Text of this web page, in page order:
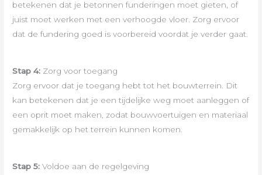
betekenen dat je betonnen funderingen moet gieten, of
juist moet werken met een verhoogde vloer. Zorg ervoor
dat de fundering goed is voorbereid voordat je verder gaat.
Stap 4: Zorg voor toegang
Zorg ervoor dat je toegang hebt tot het bouwterrein. Dit
kan betekenen dat je een tijdelijke weg moet aanleggen of
een oprit moet maken, zodat bouwvoertuigen en materiaal
gemakkelijk op het terrein kunnen komen.
Stap 5: Voldoe aan de regelgeving